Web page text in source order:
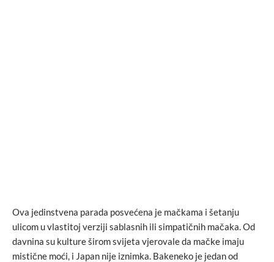
Ova jedinstvena parada posvećena je mačkama i šetanju
ulicom u vlastitoj verziji sablasnih ili simpatičnih mačaka. Od
davnina su kulture širom svijeta vjerovale da mačke imaju
mistične moći, i Japan nije iznimka. Bakeneko je jedan od